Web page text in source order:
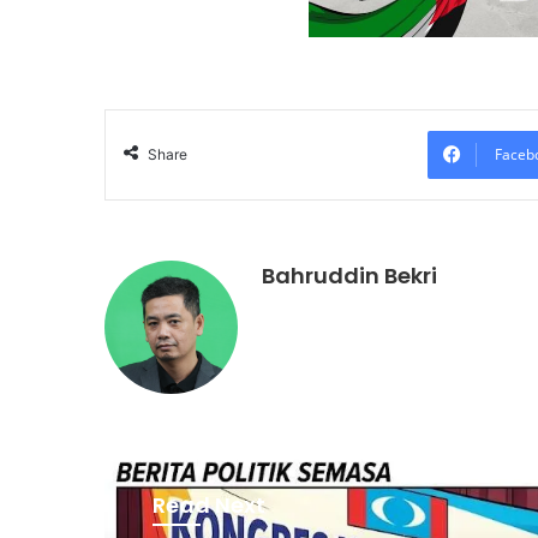
Share
Bahruddin Bekri
Read Next